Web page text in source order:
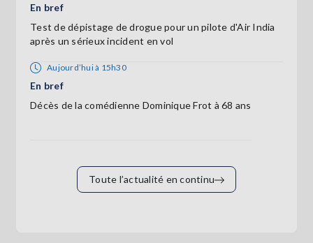
En bref
Test de dépistage de drogue pour un pilote d'Air India
après un sérieux incident en vol
Aujourd’hui à 15h30
En bref
Décès de la comédienne Dominique Frot à 68 ans
Toute l’actualité en continu